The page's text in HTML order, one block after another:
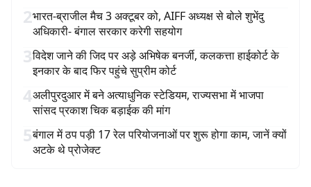
2भारत-ब्राजील मैच 3 अक्टूबर को, AIFF अध्यक्ष से बोले शुभेंदु
अधिकारी- बंगाल सरकार करेगी सहयोग
3विदेश जाने की जिद पर अड़े अभिषेक बनर्जी, कलकत्ता हाईकोर्ट के
इनकार के बाद फिर पहुंचे सुप्रीम कोर्ट
4अलीपुरदुआर में बने अत्याधुनिक स्टेडियम, राज्यसभा में भाजपा
सांसद प्रकाश चिक बड़ाईक की मांग
5बंगाल में ठप पड़ी 17 रेल परियोजनाओं पर शुरू होगा काम, जानें क्यों
अटके थे प्रोजेक्ट